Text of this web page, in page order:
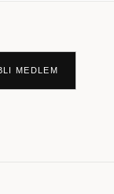
MEDLEM